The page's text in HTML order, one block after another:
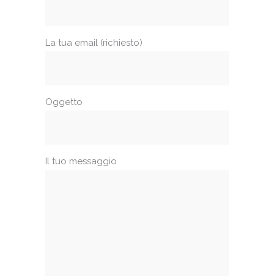
La tua email (richiesto)
Oggetto
Il tuo messaggio